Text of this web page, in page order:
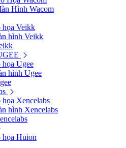
Hình Wacom
họa Veikk
hình Veikk
họa Ugee
hình Ugee
Xencelabs
hình Xencelabs
họa Huion